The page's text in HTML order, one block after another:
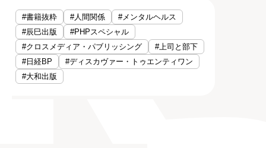
#書籍抜粋 #人間関係
#メンタルヘルス
#辰巳出版
#PHPスペシャル
#クロスメディア・パブリッシング
#上司と部下
#日経BP
#ディスカヴァー・トゥエンティワン
#大和出版